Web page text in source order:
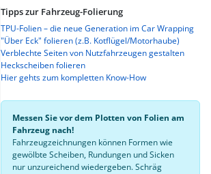
Tipps zur Fahrzeug-Folierung
TPU-Folien – die neue Generation im Car Wrapping
"Über Eck" folieren (z.B. Kotflügel/Motorhaube)
Verblechte Seiten von Nutzfahrzeugen gestalten
Heckscheiben folieren
Hier gehts zum kompletten Know-How
Messen Sie vor dem Plotten von Folien am
Fahrzeug nach!
Fahrzeugzeichnungen können Formen wie
gewölbte Scheiben, Rundungen und Sicken
nur unzureichend wiedergeben. Schräg